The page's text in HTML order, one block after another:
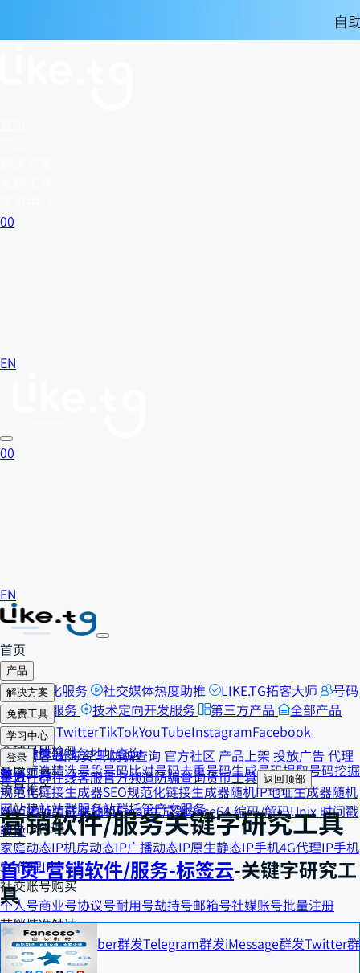
00
EN
00
EN
首页
产品
SEO优化服务 社交媒体热度助推 LIKE.TG拓客大师
号码
检测筛选服务
技术定向开发服务 第三方产品 全部产品
解决方案
自助刷粉
TelegramTwitterTikTokYouTubeInstagramFacebook
全球号段检测
号段筛选精选号段号码比对号码去重号码生成号码提取号码挖掘
流量推广
网站建站站群服务站群托管产文服务
海外IP代理
家庭动态IP机房动态IP广播动态IP原生静态IP手机4G代理IP手机
5G代理IP
社交账号购买
个人号商业号协议号耐用号劫持号邮箱号社媒账号批量注册
营销精准触达
WhatsApp群发 Viber群发Telegram群发iMessage群发Twitter群
发双向短信群发
免费工具
货币工具
汇率计算器钱包地址查询
效率工具
规范化链接生成器SEO规范化链接生成器随机IP地址生成器随机
MAC地址生成器随机Email生成器Base64 编码/解码Unix 时间戳
转换
学习中心
精选博客出海资讯防骗查询 官方社区 产品上架 投放广告 代理
申请
登录
官方社群在线客服官方频道防骗查询货币工具 返回顶部
营销软件/服务关键字研究工具
首页-营销软件/服务-标签云-关键字研究工
具